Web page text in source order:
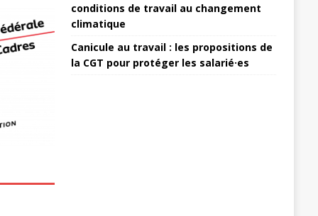
conditions de travail au changement
climatique
Canicule au travail : les propositions de
la CGT pour protéger les salarié·es